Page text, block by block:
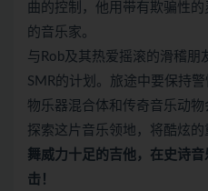
曲的控制，他用带有欺骗性
的音乐家。
与Rob及其热爱摇滚的滑稽朋
SMR的计划。旅途中要保持
物乐器混合体和传奇音乐动物
探索这片音乐领地，将酷炫的
舞威力十足的吉他，在史诗
击！